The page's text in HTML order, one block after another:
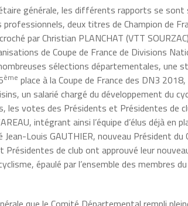
générale, les différents rapports se sont
deux titres de Champion de
par Christian PLANCHAT (VTT
de Coupe de France de Divisions
sélections départementales,
ème place à la Coupe de France des DN3
un salarié chargé du développement du
votes des Présidents et Présidentes de
intégrant ainsi l’équipe d’élus déjà en
Jean-Louis GAUTHIER, nouveau Président
de club ont approuvé leur
épaulé par l’ensemble des membres